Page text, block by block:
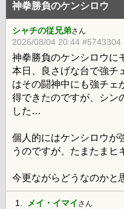
神拳勝負のケンシロウ
シャチの従兄弟さん
2026/08/04 20:44 #5743304
神拳勝負のケンシロウに
本日、良さげな台で強
はその闘神中にも強チェ
得できたのですが、シン
した…
個人的にはケンシロウが
うのですが、たまたまヒ
今更ながらどうなのかと
1. メイ・イマイ さん